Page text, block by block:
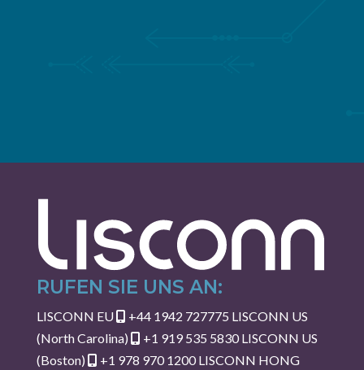
RUFEN SIE UNS AN:
LISCONN EU +44 1942 727775 LISCONN US
(North Carolina)
+1 919 535 5830LISCONN US
(Boston)
+1 978 970 1200LISCONN HONG